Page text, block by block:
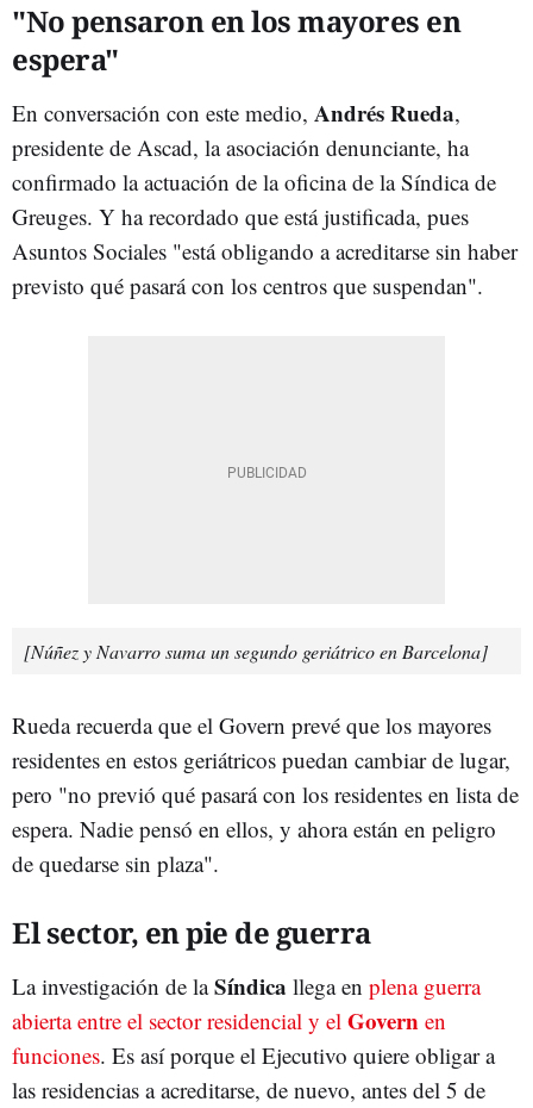
"No pensaron en los mayores en
espera"
En conversación con este medio, Andrés Rueda,
presidente de Ascad, la asociación denunciante, ha
confirmado la actuación de la oficina de la Síndica de
Greuges. Y ha recordado que está justificada, pues
Asuntos Sociales "está obligando a acreditarse sin haber
previsto qué pasará con los centros que suspendan".
[Núñez y Navarro suma un segundo geriátrico en Barcelona]
Rueda recuerda que el Govern prevé que los mayores
residentes en estos geriátricos puedan cambiar de lugar,
pero "no previó qué pasará con los residentes en lista de
espera. Nadie pensó en ellos, y ahora están en peligro
de quedarse sin plaza".
El sector, en pie de guerra
La investigación de laSíndica llega en plena guerra
abierta entre el sector residencial y el Govern en
funciones. Es así porque el Ejecutivo quiere obligar a
las residencias a acreditarse, de nuevo, antes del 5 de